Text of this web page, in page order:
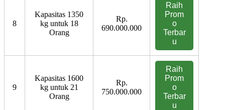
8
Kapasitas 1350
kg untuk 18
Orang
Rp.
690.000.000
Raih
Prom
o
Terbar
u
9
Kapasitas 1600
kg untuk 21
Orang
Rp.
750.000.000
Raih
Prom
o
Terbar
u